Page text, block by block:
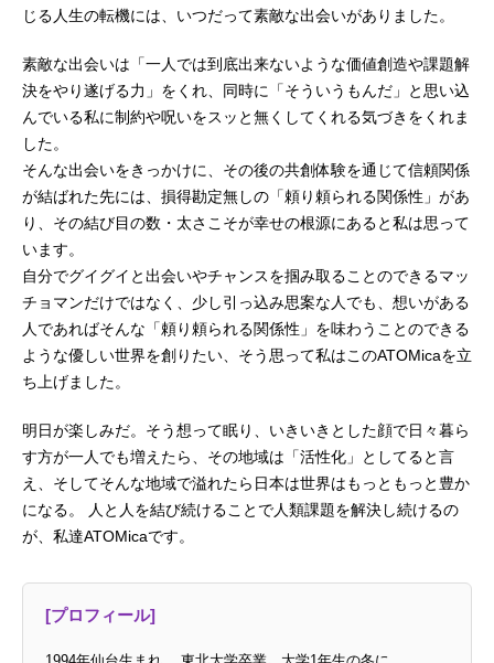
じる人生の転機には、いつだって素敵な出会いがありました。
素敵な出会いは「一人では到底出来ないような価値創造や課題解
決をやり遂げる力」をくれ、同時に「そういうもんだ」と思い込
んでいる私に制約や呪いをスッと無くしてくれる気づきをくれま
した。
そんな出会いをきっかけに、その後の共創体験を通じて信頼関係
が結ばれた先には、損得勘定無しの「頼り頼られる関係性」があ
り、その結び目の数・太さこそが幸せの根源にあると私は思って
います。
自分でグイグイと出会いやチャンスを掴み取ることのできるマッ
チョマンだけではなく、少し引っ込み思案な人でも、想いがある
人であればそんな「頼り頼られる関係性」を味わうことのできる
ような優しい世界を創りたい、そう思って私はこのATOMicaを立
ち上げました。
明日が楽しみだ。そう想って眠り、いきいきとした顔で日々暮ら
す方が一人でも増えたら、その地域は「活性化」としてると言
え、そしてそんな地域で溢れたら日本は世界はもっともっと豊か
になる。 人と人を結び続けることで人類課題を解決し続けるの
が、私達ATOMicaです。
[プロフィール]